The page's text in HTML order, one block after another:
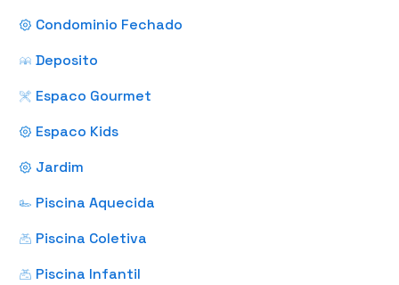
Condominio Fechado
Deposito
Espaco Gourmet
Espaco Kids
Jardim
Piscina Aquecida
Piscina Coletiva
Piscina Infantil